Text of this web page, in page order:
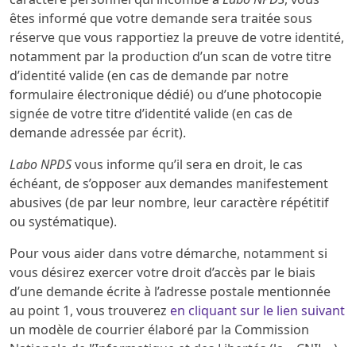
êtes informé que votre demande sera traitée sous
réserve que vous rapportiez la preuve de votre identité,
notamment par la production d’un scan de votre titre
d’identité valide (en cas de demande par notre
formulaire électronique dédié) ou d’une photocopie
signée de votre titre d’identité valide (en cas de
demande adressée par écrit).
Labo NPDSvous informe qu’il sera en droit, le cas
échéant, de s’opposer aux demandes manifestement
abusives (de par leur nombre, leur caractère répétitif
ou systématique).
Pour vous aider dans votre démarche, notamment si
vous désirez exercer votre droit d’accès par le biais
d’une demande écrite à l’adresse postale mentionnée
au point 1, vous trouverez en cliquant sur le lien suivant
un modèle de courrier élaboré par la Commission